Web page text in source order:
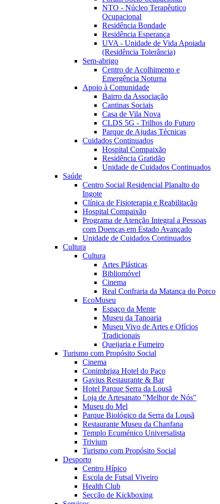
NTO - Núcleo Terapêutico
Ocupacional
Residência Bondade
Residência Esperança
UVA - Unidade de Vida Apoiada
(Residência Tolerância)
Sem-abrigo
Centro de Acolhimento e
Emergência Noturna
Apoio à Comunidade
Bairro da Associação
Cantinas Sociais
Casa de Vila Nova
CLDS 5G - Trilhos do Futuro
Parque de Ajudas Técnicas
Cuidados Continuados
Hospital Compaixão
Residência Gratidão
Unidade de Cuidados Continuados
Saúde
Centro Social Residencial Planalto do
Ingote
Clínica de Fisioterapia e Reabilitação
Hospital Compaixão
Programa de Atenção Integral a Pessoas
com Doenças em Estado Avançado
Unidade de Cuidados Continuados
Cultura
Cultura
Artes Plásticas
Bibliomóvel
Cinema
Real Confraria da Matança do Porco
EcoMuseu
Espaço da Mente
Museu da Tanoaria
Museu Vivo de Artes e Ofícios
Tradicionais
Queijaria e Fumeiro
Turismo com Propósito Social
Cinema
Conimbriga Hotel do Paço
Gavius Restaurante & Bar
Hotel Parque Serra da Lousã
Loja de Artesanato "Melhor de Nós"
Museu do Mel
Parque Biológico da Serra da Lousã
Restaurante Museu da Chanfana
Templo Ecuménico Universalista
Trivium
Turismo com Propósito Social
Desporto
Centro Hípico
Escola de Futsal Viveiro
Health Club
Secção de Kickboxing